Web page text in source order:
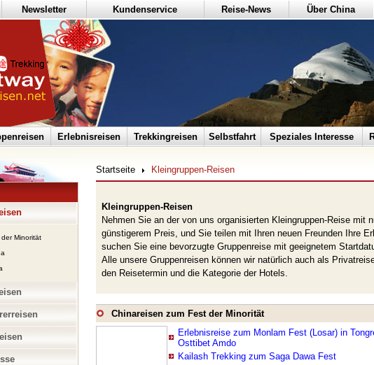
Newsletter Kundenservice Reise-News Über China
Erlebnisreisen Trekkingreisen Selbstfahrt Speziales Interesse
Minorität
Startseite Kleingruppen-Reisen
Kleingruppen-Reisen
Nehmen Sie an der von uns organisierten Kleingruppen-Reise
günstigerem Preis, und Sie teilen mit Ihren neuen Freunden Ihre
suchen Sie eine bevorzugte Gruppenreise mit geeignetem
Alle unsere Gruppenreisen können wir natürlich auch als
den Reisetermin und die Kategorie der Hotels.
Chinareisen zum Fest der Minorität
Erlebnisreise zum Monlam Fest (Losar) in
Osttibet Amdo
Kailash Trekking zum Saga Dawa Fest